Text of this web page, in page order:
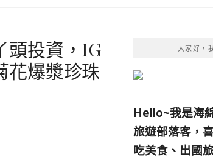
頭投資，IG
花爆漿珍珠
大家好，
Hello~我是海
旅遊部落客，
吃美食、出國